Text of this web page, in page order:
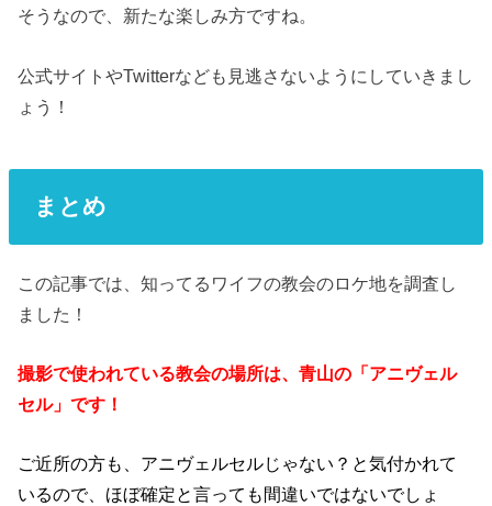
そうなので、新たな楽しみ方ですね。
公式サイトやTwitterなども見逃さないようにしていきまし
ょう！
まとめ
この記事では、知ってるワイフの教会のロケ地を調査し
ました！
撮影で使われている教会の場所は、青山の「アニヴェル
セル」です！
ご近所の方も、アニヴェルセルじゃない？と気付かれて
いるので、ほぼ確定と言っても間違いではないでしょ